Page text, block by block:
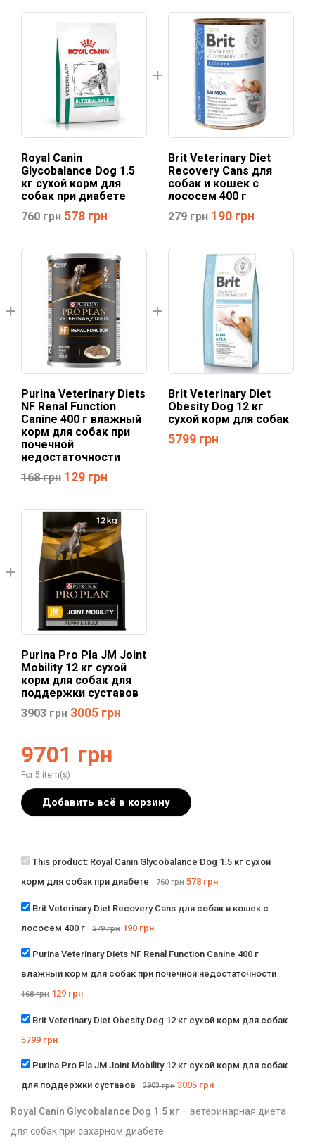
Royal Canin
Glycobalance Dog 1.5
кг сухой корм для
собак при диабете
760грн 578 грн
Brit Veterinary Diet
Recovery Cans для
собак и кошек с
лососем 400 г
279грн 190 грн
Purina Veterinary Diets
NF Renal Function
Canine 400 г влажный
корм для собак при
почечной
недостаточности
168грн 129 грн
Brit Veterinary Diet
Obesity Dog 12 кг
сухой корм для собак
5799 грн
Purina Pro Pla JM Joint
Mobility 12 кг сухой
корм для собак для
поддержки суставов
3903грн 3005 грн
9701 грн
For 5 item(s)
Добавить всё в корзину
This product: Royal Canin Glycobalance Dog 1.5 кг сухой
корм для собак при диабете
760грн 578 грн
Brit Veterinary Diet Recovery Cans для собак и кошек с
лососем 400 г
279грн 190 грн
Purina Veterinary Diets NF Renal Function Canine 400 г
влажный корм для собак при почечной недостаточности
168грн 129 грн
Brit Veterinary Diet Obesity Dog 12 кг сухой корм для собак
5799 грн
Purina Pro Pla JM Joint Mobility 12 кг сухой корм для собак
для поддержки суставов
3903грн 3005 грн
Royal Canin Glycobalance Dog 1.5 кг – ветеринарная диета
для собак при сахарном диабете